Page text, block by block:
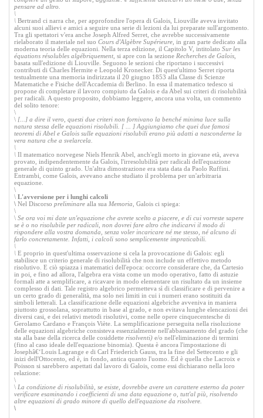
pensare ad altro.
\
\ Bertrand ci narra che, per approfondire l'opera di Galois, Liouville aveva invitato
alcuni suoi allievi e amici a seguire una serie di lezioni da lui preparate sull'argomento.
Tra gli spettatori v'era anche Joseph Alfred Serret, che avrebbe successivamente
rielaborato il materiale nel suo Cours d'Algèbre Supérieure, in gran parte dedicato alla
moderna teoria delle equazioni. Nella terza edizione, il Capitolo V, intitolato Sur les
équations résolubles algébriquement, si apre con la sezione Recherches de Galois,
basata sull'edizione di Liouville. Seguono le sezioni che riportano i successivi
contributi di Charles Hermite e Leopold Kronecker. Di quest'ultimo Serret riporta
testualmente una memoria indirizzata il 20 giugno 1853 alla Classe di Scienze
Matematiche e Fisiche dell'Accademia di Berlino. In essa il matematico tedesco si
propone di completare il lavoro compiuto da Galois e da Abel sui criteri di risolubilità
per radicali. A questo proposito, dobbiamo leggere, ancora una volta, un commento
del solito tenore:
\
\ [...] a dire il vero, questi due criteri non fornivano la benché minima luce sulla
natura stessa delle equazioni risolubili. [ ... ] Aggiungiamo che quei due famosi
teoremi di Abel e Galois sulle equazioni risolubili erano più adatti a nasconderne la
vera natura che a svelarcela.
\
\ Il matematico norvegese Niels Henrik Abel, anch'egli morto in giovane età, aveva
provato, indipendentemente da Galois, l'irresolubilità per radicali dell'equazione
generale di quinto grado. Un'altra dimostrazione era stata data da Paolo Ruffini.
Entrambi, come Galois, avevano anche studiato il problema per un'arbitraria
equazione.
\
\ L'avversione per i lunghi calcoli
\ Nel Discorso preliminare alla sua Memoria, Galois ci spiega:
\
\ Se ora voi mi date un'equazione che avrete scelto a piacere, e di cui vorreste sapere
se è o no risolubile per radicali, non dovrei fare altro che indicarvi il modo di
rispondere alla vostra domanda, senza voler incaricare né me stesso, né alcuno di
farlo concretamente. Infatti, i calcoli sono semplicemente impraticabili.
\
\ E proprio in quest'ultima osservazione si cela la provocazione di Galois: egli
stabilisce un criterio generale di risolubilità che non include un effettivo metodo
risolutivo. E ciò spiazza i matematici dell'epoca: occorre considerare che, da Cartesio
in poi, e fino ad allora, l'algebra era vista come un modo operativo, fatto di astuzie
formali atte a semplificare, a ricavare in modo elementare un risultato da un insieme
complesso di dati. Tale registro algebrico permetteva sì di classificare e di pervenire a
un certo grado di generalità, ma solo nei limiti in cui i numeri erano sostituiti da
simboli letterali. La classificazione delle equazioni algebriche avveniva in maniera
piuttosto grossolana, soprattutto in base al grado, e non evitava lunghe elencazioni dei
diversi casi, e dei relativi metodi risolutivi, come nelle opere cinquecentesche di
Gerolamo Cardano e François Viète. La semplificazione perseguita nella risoluzione
delle equazioni algebriche consisteva essenzialmente nell'abbassamento del grado (che
sta alla base della ricerca delle cosiddette risolventi) e/o nell'eliminazione di termini
(fino al caso ideale dell'equazione binomia). Questa è ancora l'impostazione di
Josephâ€‘Louis Lagrange e di Carl Friederich Gauss, tra la fine del Settecento e gli
inizi dell'Ottocento, ed è, in fondo, antica quanto l'uomo. Ed è quella che Lacroix e
Poisson si sarebbero aspettati dal lavoro di Galois, come essi dichiarano nella loro
relazione:
\
\ La condizione di risolubilità, se esiste, dovrebbe avere un carattere esterno da poter
verificare esaminando i coefficienti di una data equazione o, tutt'al più, risolvendo
altre equazioni di grado minore di quello dell'equazione da risolvere.
\